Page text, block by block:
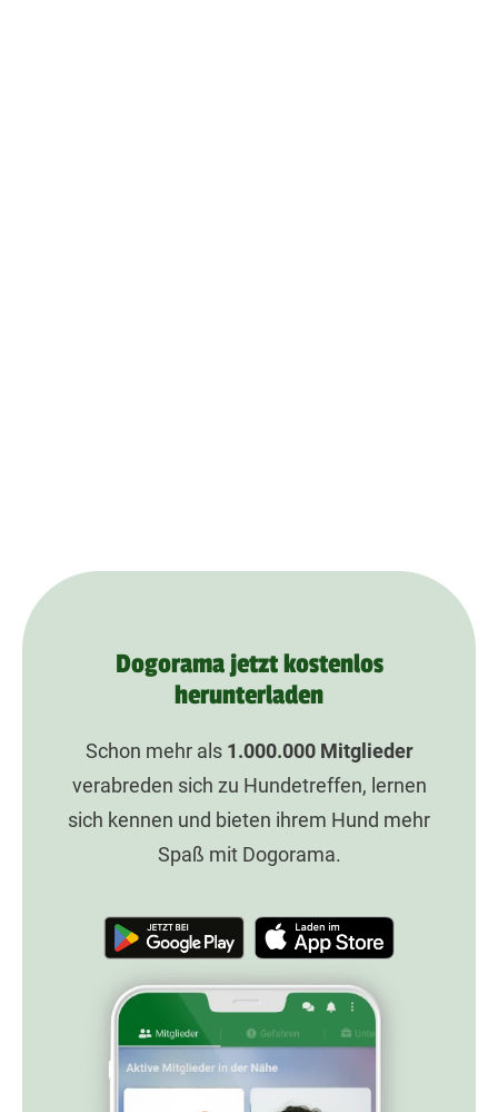
Dogorama jetzt kostenlos
herunterladen
Schon mehr als 1.000.000Mitglieder
verabreden sich zu Hundetreffen, lernen
sich kennen und bieten ihrem Hund mehr
Spaß mit Dogorama.